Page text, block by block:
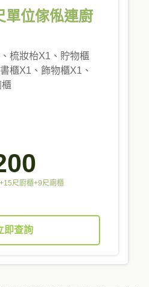
單位傢俬連廚
梳妝枱X1、貯物櫃
櫃X1、飾物櫃X1、
尺廚櫃+9尺廁櫃
即查詢